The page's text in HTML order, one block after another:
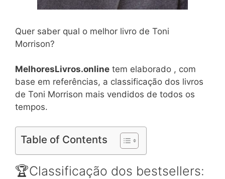
Quer saber qual o melhor livro de Toni
Morrison?
MelhoresLivros.online tem elaborado , com
base em referências, a classificação dos livros
de Toni Morrison mais vendidos de todos os
tempos.
Table of Contents
🏆Classificação dos bestsellers: